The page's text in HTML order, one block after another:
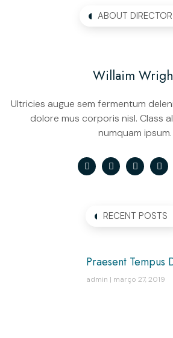
ABOUT DIRECTOR
Willaim
Ultricies augue sem fermentum
dolore mus corporis nisl. Class
numquam ipsum.
RECENT POSTS
Praesent Tempus
admin março 27, 2019